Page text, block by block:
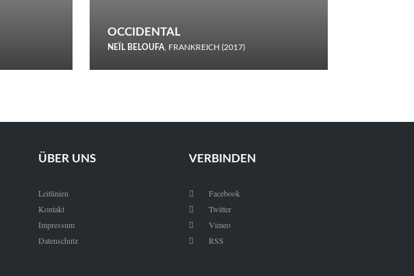
OCCIDENTAL
NEÏL BELOUFA, FRANKREICH (2017)
ÜBER UNS
Leitlinien
Kontakt
Impressum
Datenschutz
VERBINDEN
 Facebook
 Twitter
 Vimeo
 RSS